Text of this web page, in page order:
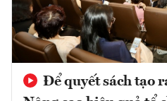
Để quyết sách tạo